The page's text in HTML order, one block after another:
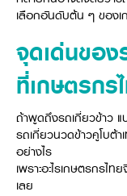
สิ่งแวดล้อมความปล
คูโบต้าร่วมมือเกษต
โครงการเกษตรแป
เอกสารดาวน์โหลด
วารสารออนไลน์
คูโบต้าฟาร์ม
คูโบต้าแฟมิลี่
ภาษา
เลือกอันดับต้น ๆ ของ
จุดเด่นของ
ที่เกษตรก
ถ้าพูดถึงรถเกี่ยวข้าว แ
รถเกี่ยวนวดข้าวคูโบต้
อย่างไร
เพราะอะไรเกษตรกรไ
เลย